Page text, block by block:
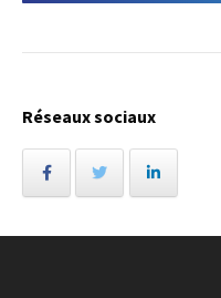
Réseaux sociaux